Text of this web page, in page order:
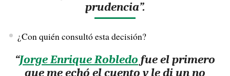
prudencia”.
¿Con quién consultó esta decisión?
“Jorge Enrique Robledo fue el primero
que me echó el cuento y le di un no